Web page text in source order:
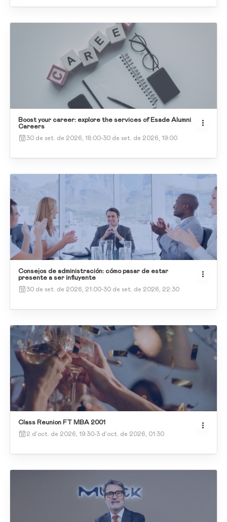
Boost your career: explore the services of Esade Alumni
Careers
30 de set. de 2026, 18:00-30 de set. de 2026, 19:00
Consejos de administración: cómo pasar de estar
presente a ser influyente
30 de set. de 2026, 21:00-30 de set. de 2026, 22:30
Class Reunion FT MBA 2001
2 d’oct. de 2026, 19:30-3 d’oct. de 2026, 01:30